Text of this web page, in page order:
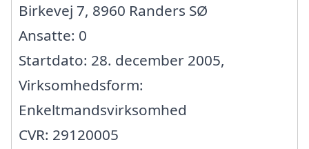
Birkevej 7, 8960 Randers SØ
Ansatte: 0
Startdato: 28. december 2005,
Virksomhedsform:
Enkeltmandsvirksomhed
CVR: 29120005